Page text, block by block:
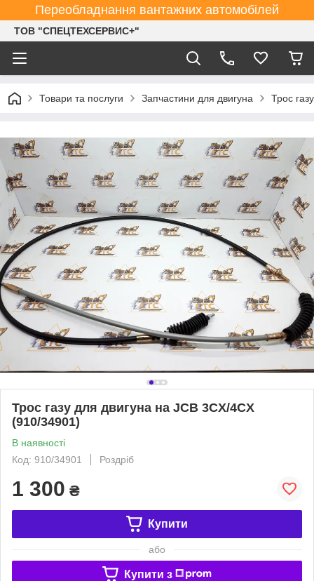
Переобладнання вантажних автомобілей
ТОВ "СПЕЦТЕХСЕРВИС+"
Товари та послуги Запчастини для двигуна Трос
Трос газу для двигуна на JCB 3CX/4CX
(910/34901)
В наявності
Код: 910/34901
Роздріб
1 300 ₴
Купити
або
Купити з